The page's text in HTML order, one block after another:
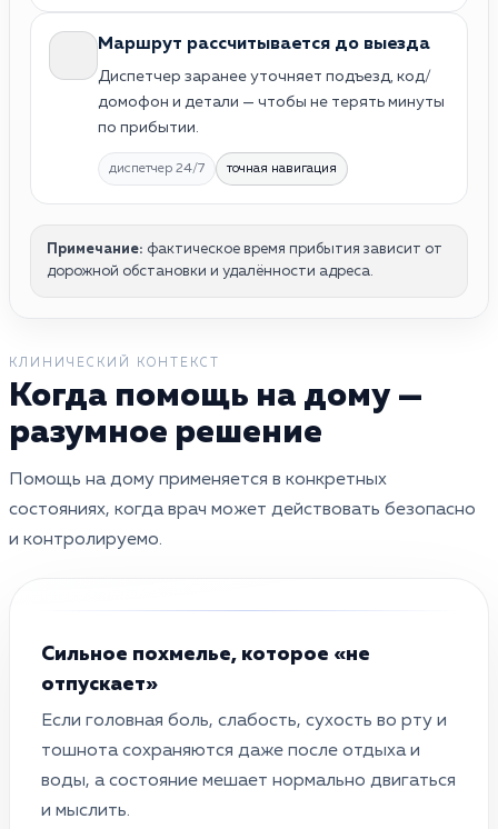
Маршрут рассчитывается до выезда
Диспетчер заранее уточняет подъезд, код/
домофон и детали — чтобы не терять минуты
по прибытии.
диспетчер 24/7 точная навигация
Примечание: фактическое время прибытия зависит от
дорожной обстановки и удалённости адреса.
КЛИНИЧЕСКИЙ КОНТЕКСТ
Когда помощь на дому —
разумное решение
Помощь на дому применяется в конкретных
состояниях, когда врач может действовать безопасно
и контролируемо.
Сильное похмелье, которое «не
отпускает»
Если головная боль, слабость, сухость во рту и
тошнота сохраняются даже после отдыха и
воды, а состояние мешает нормально двигаться
и мыслить.